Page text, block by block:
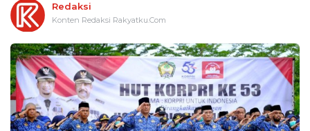
Redaksi
Konten Redaksi Rakyatku.Com